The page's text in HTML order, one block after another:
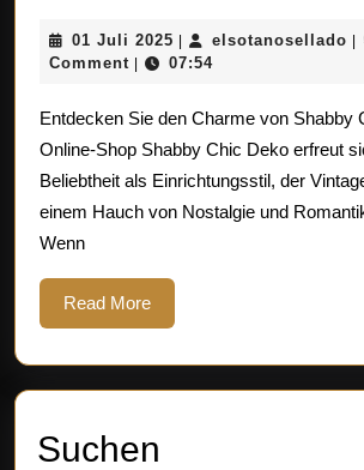
01 Juli 2025 01
Juli
| elsotanosellado |
Comment | 07:54
Entdecken Sie den Charme von Shabby
Online-Shop Shabby Chic Deko erfreut
Beliebtheit als Einrichtungsstil, der
einem Hauch von Nostalgie und
Wenn
Read MoreRead
More
Suchen